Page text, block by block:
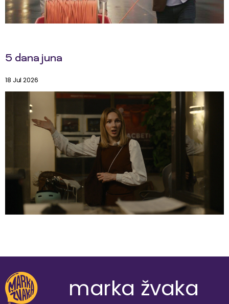
5 dana juna
18 Jul 2026
marka žvaka